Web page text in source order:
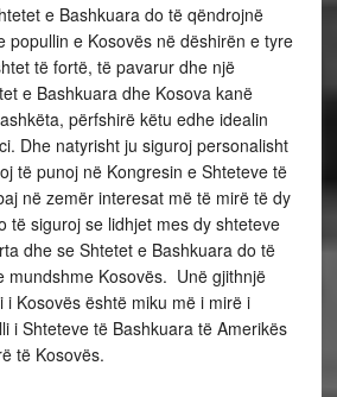
e Bashkuara do të qëndrojnë
popullin e Kosovës në dëshirën e tyre
të fortë, të pavarur dhe një
e Bashkuara dhe Kosova kanë
përfshirë këtu edhe idealin
Dhe natyrisht ju siguroj personalisht
të punoj në Kongresin e Shteteve të
në zemër interesat më të mirë të dy
të siguroj se lidhjet mes dy shteteve
dhe se Shtetet e Bashkuara do të
mundshme Kosovës. Unë gjithnjë
i Kosovës është miku më i mirë i
i Shteteve të Bashkuara të Amerikës
të Kosovës.